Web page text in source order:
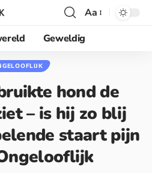
Aa
Geweldig
hond de
– is hij zo blij
staart pijn